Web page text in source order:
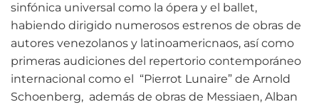
sinfónica universal como la ópera y el ballet,
habiendo dirigido numerosos estrenos de obras de
autores venezolanos y latinoamericnaos, así como
primeras audiciones del repertorio contemporáneo
internacional como el “Pierrot Lunaire” de Arnold
Schoenberg, además de obras de Messiaen, Alban